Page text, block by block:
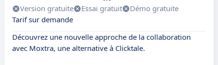
Version gratuite Essai gratuit
Démo gratuite
Tarif sur demande
Découvrez une nouvelle approche de la collaboration
avec Moxtra, une alternative à Clicktale.